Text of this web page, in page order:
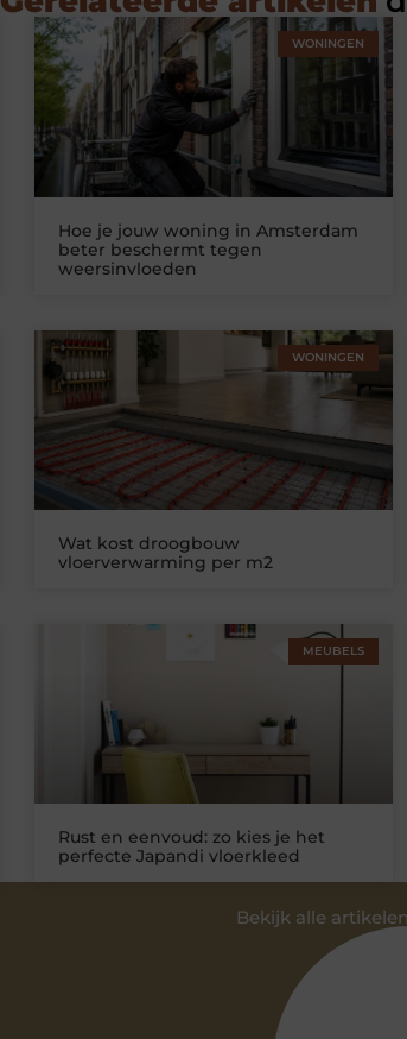
WONINGEN
Hoe je jouw woning in Amsterdam
beter beschermt tegen
weersinvloeden
WONINGEN
Wat kost droogbouw
vloerverwarming per m2
MEUBELS
Rust en eenvoud: zo kies je het
perfecte Japandi vloerkleed
Bekijk alle